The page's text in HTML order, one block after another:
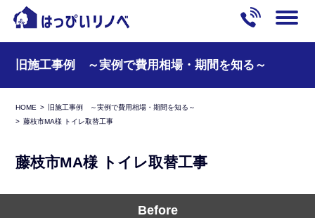
旧施工事例 ～実例で費用相場・期間を知る～
HOME
旧施工事例 ～実例で費用相場・期間を知る～
藤枝市MA様 トイレ取替工事
藤枝市MA様 トイレ取替工事
Before